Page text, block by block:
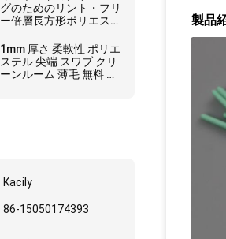
付き
グのためのリント・フリ
ー倍層長方形ポリエステ
1mm 厚さ 柔軟性 ポリエ
ステル 尖端 スワブ クリ
ーンルーム 薄毛 無料 ク
Kacily
86-15050174393
製品